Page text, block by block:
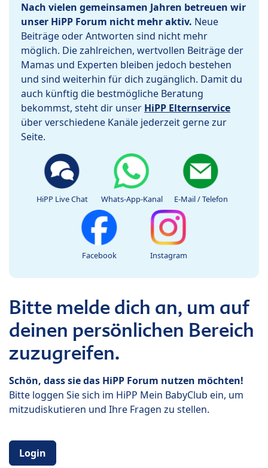
Nach vielen gemeinsamen Jahren betreuen wir
unser HiPP Forum nicht mehr aktiv. Neue
Beiträge oder Antworten sind nicht mehr
möglich. Die zahlreichen, wertvollen Beiträge der
Mamas und Experten bleiben jedoch bestehen
und sind weiterhin für dich zugänglich. Damit du
auch künftig die bestmögliche Beratung
bekommst, steht dir unser HiPP Elternservice
über verschiedene Kanäle jederzeit gerne zur
Seite.
HiPP Live Chat Whats-App-Kanal E-Mail / Telefon
Facebook Instagram
Bitte melde dich an, um auf
deinen persönlichen Bereich
zuzugreifen.
Schön, dass sie das HiPP Forum nutzen möchten!
Bitte loggen Sie sich im HiPP Mein BabyClub ein, um
mitzudiskutieren und Ihre Fragen zu stellen.
Login